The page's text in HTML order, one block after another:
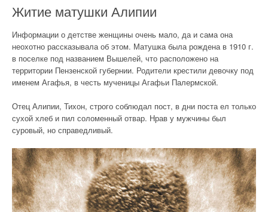
Житие матушки Алипии
Информации о детстве женщины очень мало, да и сама она
неохотно рассказывала об этом. Матушка была рождена в 1910 г.
в поселке под названием Вышелей, что расположено на
территории Пензенской губернии. Родители крестили девочку под
именем Агафья, в честь мученицы Агафьи Палермской.
Отец Алипии, Тихон, строго соблюдал пост, в дни поста ел только
сухой хлеб и пил соломенный отвар. Нрав у мужчины был
суровый, но справедливый.